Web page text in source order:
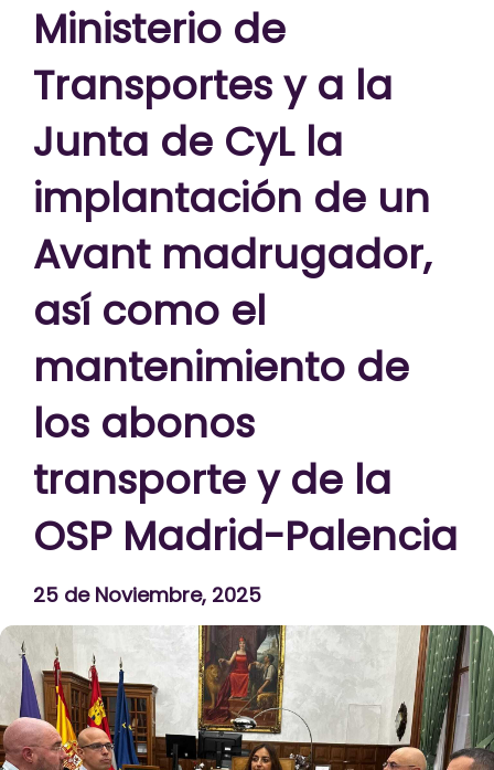
Ministerio de
Transportes y a la
Junta de CyL la
implantación de un
Avant madrugador,
así como el
mantenimiento de
los abonos
transporte y de la
OSP Madrid-Palencia
25 de Noviembre, 2025